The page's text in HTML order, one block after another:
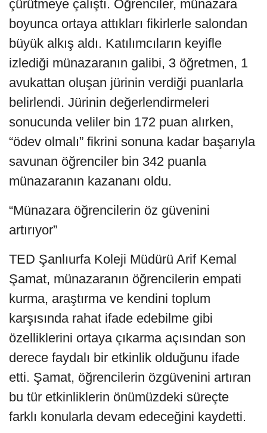
çürütmeye çalıştı. Öğrenciler, münazara
boyunca ortaya attıkları fikirlerle salondan
büyük alkış aldı. Katılımcıların keyifle
izlediği münazaranın galibi, 3 öğretmen, 1
avukattan oluşan jürinin verdiği puanlarla
belirlendi. Jürinin değerlendirmeleri
sonucunda veliler bin 172 puan alırken,
“ödev olmalı” fikrini sonuna kadar başarıyla
savunan öğrenciler bin 342 puanla
münazaranın kazananı oldu.
“Münazara öğrencilerin öz güvenini
artırıyor”
TED Şanlıurfa Koleji Müdürü Arif Kemal
Şamat, münazaranın öğrencilerin empati
kurma, araştırma ve kendini toplum
karşısında rahat ifade edebilme gibi
özelliklerini ortaya çıkarma açısından son
derece faydalı bir etkinlik olduğunu ifade
etti. Şamat, öğrencilerin özgüvenini artıran
bu tür etkinliklerin önümüzdeki süreçte
farklı konularla devam edeceğini kaydetti.